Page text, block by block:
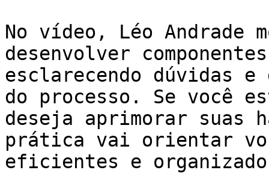
No vídeo, Léo Andrade
desenvolver
esclarecendo dúvidas e
do processo. Se você
deseja aprimorar suas
prática vai orientar
eficientes e